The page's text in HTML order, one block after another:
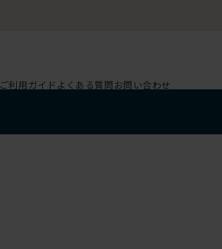
ご利用ガイド よくある質問お問い合わせ